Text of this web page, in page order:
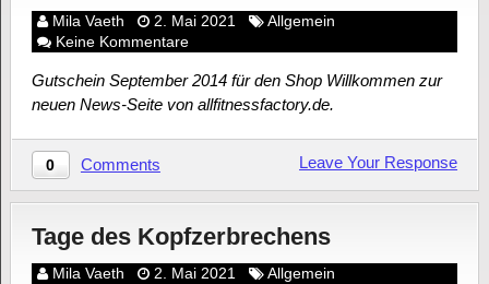
Mila Vaeth 2. Mai 2021
Allgemein
Keine Kommentare
Gutschein September 2014 für den Shop Willkommen zur
neuen News-Seite von allfitnessfactory.de.
0 Comments Leave Your Response
Tage des Kopfzerbrechens
Mila Vaeth 2. Mai 2021
Allgemein